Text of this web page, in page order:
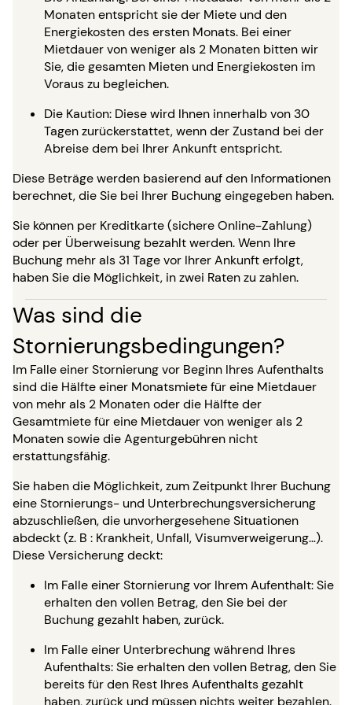
Monaten entspricht sie der Miete und den
Energiekosten des ersten Monats. Bei einer
Mietdauer von weniger als 2 Monaten bitten wir
Sie, die gesamten Mieten und Energiekosten im
Voraus zu begleichen.
Die Kaution: Diese wird Ihnen innerhalb von 30
Tagen zurückerstattet, wenn der Zustand bei der
Abreise dem bei Ihrer Ankunft entspricht.
Diese Beträge werden basierend auf den Informationen
berechnet, die Sie bei Ihrer Buchung eingegeben haben.
Sie können per Kreditkarte (sichere Online-Zahlung)
oder per Überweisung bezahlt werden. Wenn Ihre
Buchung mehr als 31 Tage vor Ihrer Ankunft erfolgt,
haben Sie die Möglichkeit, in zwei Raten zu zahlen.
Was sind die
Stornierungsbedingungen?
Im Falle einer Stornierung vor Beginn Ihres Aufenthalts
sind die Hälfte einer Monatsmiete für eine Mietdauer
von mehr als 2 Monaten oder die Hälfte der
Gesamtmiete für eine Mietdauer von weniger als 2
Monaten sowie die Agenturgebühren nicht
erstattungsfähig.
Sie haben die Möglichkeit, zum Zeitpunkt Ihrer Buchung
eine Stornierungs- und Unterbrechungsversicherung
abzuschließen, die unvorhergesehene Situationen
abdeckt (z. B : Krankheit, Unfall, Visumverweigerung…).
Diese Versicherung deckt:
Im Falle einer Stornierung vor Ihrem Aufenthalt: Sie
erhalten den vollen Betrag, den Sie bei der
Buchung gezahlt haben, zurück.
Im Falle einer Unterbrechung während Ihres
Aufenthalts: Sie erhalten den vollen Betrag, den Sie
bereits für den Rest Ihres Aufenthalts gezahlt
haben, zurück und müssen nichts weiter bezahlen.